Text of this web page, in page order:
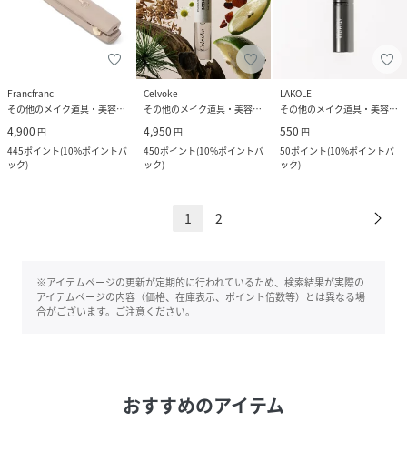
Francfranc
その他のメイク道具・美容器具
4,900 円
445ポイント(10%ポイントバ
ック)
Celvoke
その他のメイク道具・美容器具
4,950 円
450ポイント(10%ポイントバ
ック)
LAKOLE
その他のメイク道具・美容器具
550 円
50ポイント(10%ポイントバ
ック)
1 2
※アイテムページの更新が定期的に行われているため、検索結果が実際の
アイテムページの内容（価格、在庫表示、ポイント倍数等）とは異なる場
合がございます。ご注意ください。
おすすめのアイテム